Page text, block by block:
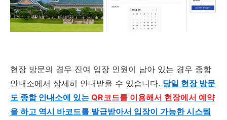
현장 방문의 경우 잔여 입장 인원이 남아 있는 경우 종합
안내소에서 상세히 안내받을 수 있습니다. 당일 현장 방문
도 종합 안내소에 있는 QR코드를 이용해서 현장에서 예약
을 하고 역시 바코드를 발급받아서 입장이 가능한 시스템